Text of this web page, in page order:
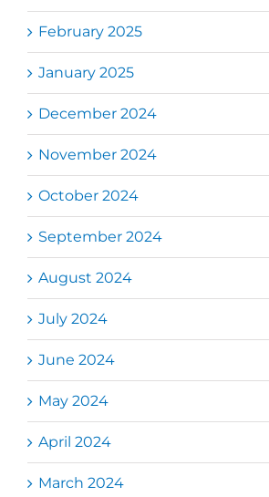
February 2025
January 2025
December 2024
November 2024
October 2024
September 2024
August 2024
July 2024
June 2024
May 2024
April 2024
March 2024